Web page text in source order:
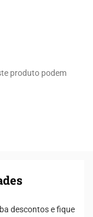
produto podem
descontos e fique